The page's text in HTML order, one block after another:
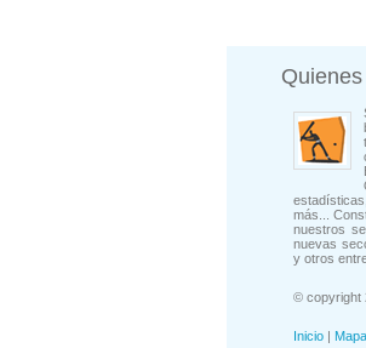
más...
nuestros
nuevas
y otros
© copyright
Inicio |